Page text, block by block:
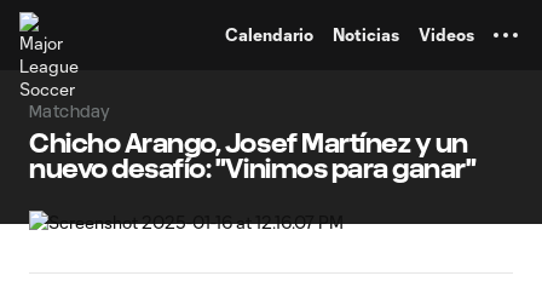
Calendario Noticias Videos
Matchday
Chicho Arango, Josef Martínez y un
nuevo desafío: "Vinimos para ganar"